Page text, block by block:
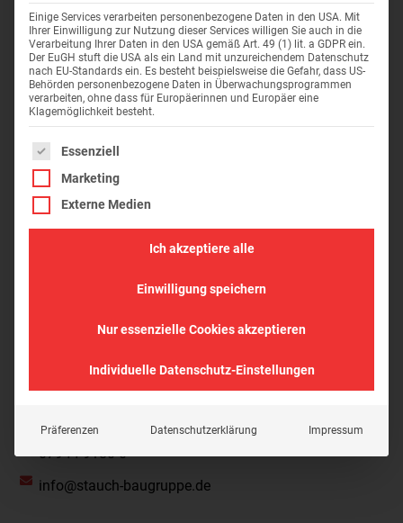
Ihre Anliegen zu adressieren. Bitte zögern Sie nicht, uns zu
kontaktieren. Sie erreichen uns jederzeit entweder direkt
über die angegebenen Telefonnummern und E-Mail-
Adressen oder ganz einfach über unser Kontakt-Formular
auf der Webseite.
Stauch Bau GmbH
Im Bild 13
74635 Kupferzell
info@stauch-baugruppe.de
07944 9180 0
info@stauch-baugruppe.de
Einige Services verarbeiten personenbezogene Daten in den USA. Mit
Ihrer Einwilligung zur Nutzung dieser Services willigen Sie auch in die
Verarbeitung Ihrer Daten in den USA gemäß Art. 49 (1) lit. a GDPR ein.
Der EuGH stuft die USA als ein Land mit unzureichendem Datenschutz
nach EU-Standards ein. Es besteht beispielsweise die Gefahr, dass US-
Behörden personenbezogene Daten in Überwachungsprogrammen
verarbeiten, ohne dass für Europäerinnen und Europäer eine
Klagemöglichkeit besteht.
Es folgt eine Liste der Service-Gruppen, für die eine
Essenziell
Marketing
Externe Medien
Ich akzeptiere alle
Einwilligung speichern
Nur essenzielle Cookies akzeptieren
Individuelle Datenschutz-Einstellungen
Präferenzen Datenschutzerklärung Impressum